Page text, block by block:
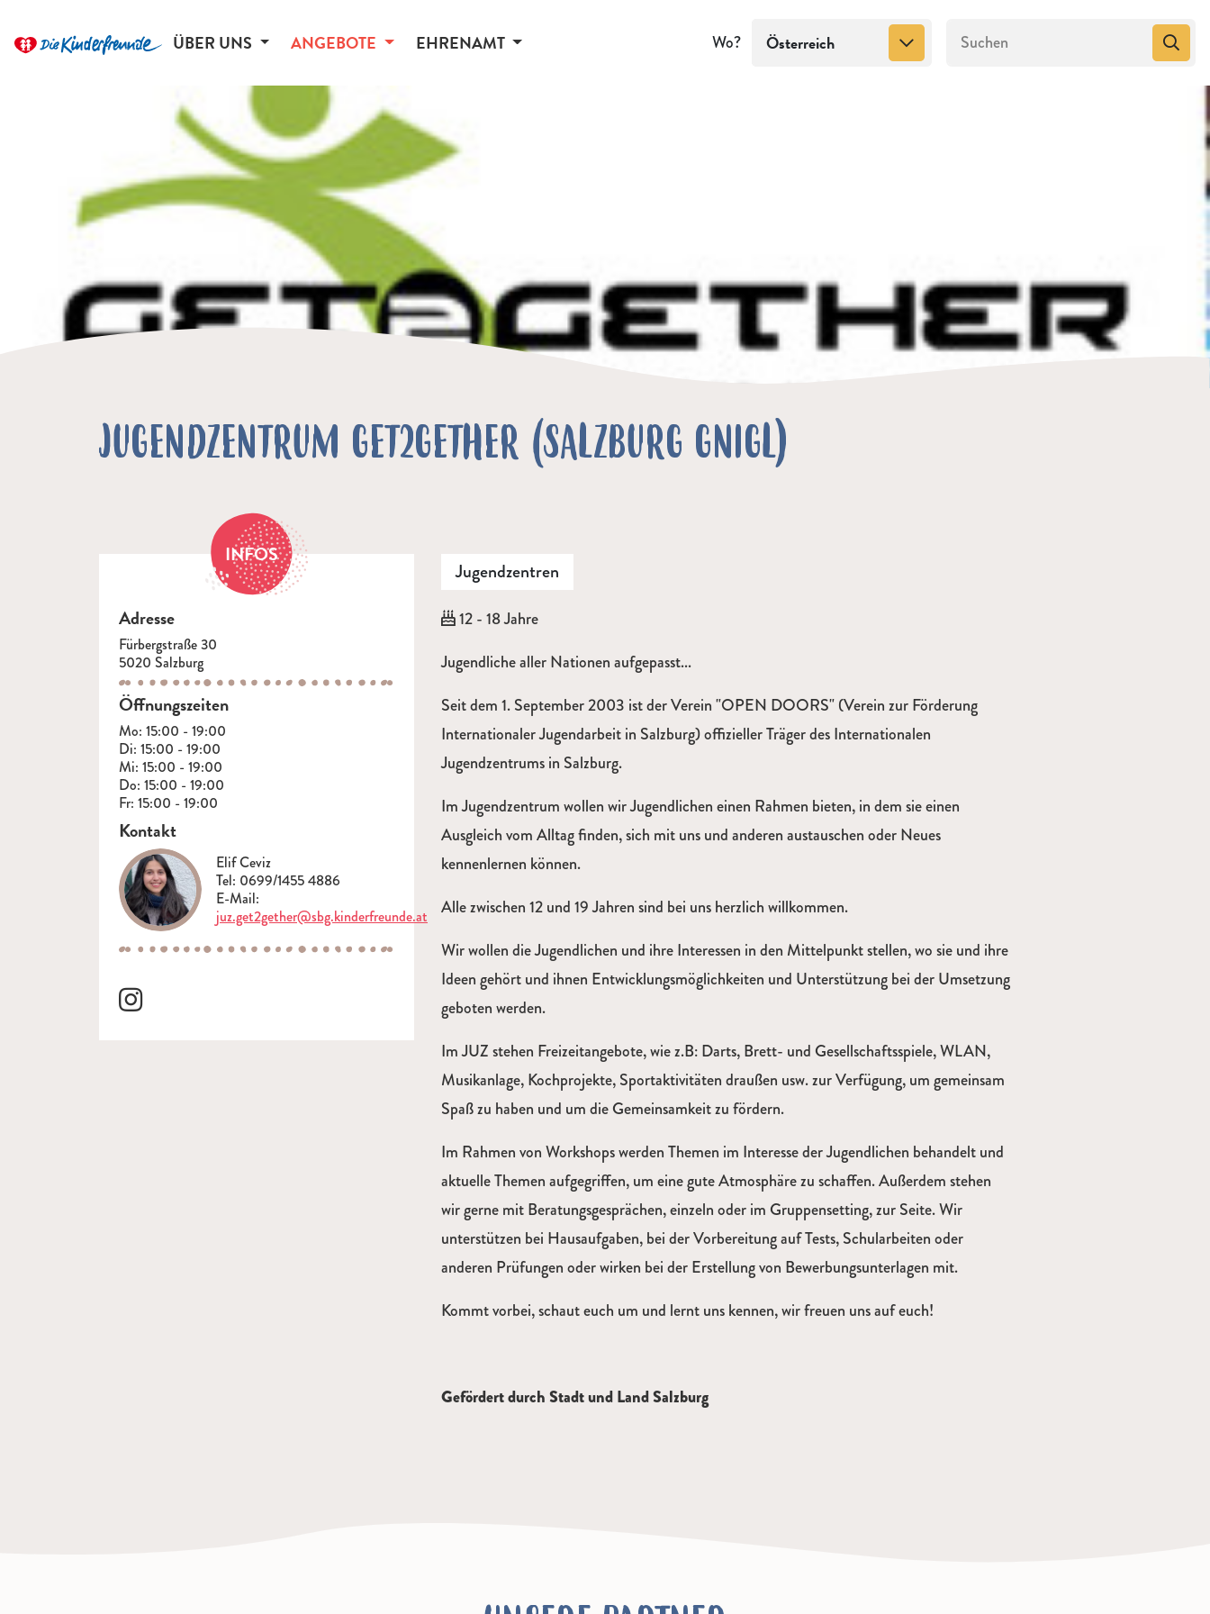
ÜBER UNS ANGEBOTE EHRENAMT Wo? Österreich
JUGENDZENTRUM GET2GETHER (SALZBURG GNIGL)
INFOS
Adresse
Fürbergstraße 30
5020 Salzburg
Öffnungszeiten
Mo: 15:00 - 19:00
Di: 15:00 - 19:00
Mi: 15:00 - 19:00
Do: 15:00 - 19:00
Fr: 15:00 - 19:00
Kontakt
Elif Ceviz
Tel: 0699/1455 4886
E-Mail:
juz.get2gether@sbg.kinderfreunde.at
Jugendzentren
Alter:
12 - 18 Jahre
Beschreibung
Jugendliche aller Nationen aufgepasst...
Seit dem 1. September 2003 ist der Verein "OPEN DOORS" (Verein zur Förderung
Internationaler Jugendarbeit in Salzburg) offizieller Träger des Internationalen
Jugendzentrums in Salzburg.
Im Jugendzentrum wollen wir Jugendlichen einen Rahmen bieten, in dem sie einen
Ausgleich vom Alltag finden, sich mit uns und anderen austauschen oder Neues
kennenlernen können.
Alle zwischen 12 und 19 Jahren sind bei uns herzlich willkommen.
Wir wollen die Jugendlichen und ihre Interessen in den Mittelpunkt stellen, wo sie und ihre
Ideen gehört und ihnen Entwicklungsmöglichkeiten und Unterstützung bei der Umsetzung
geboten werden.
Im JUZ stehen Freizeitangebote, wie z.B: Darts, Brett- und Gesellschaftsspiele, WLAN,
Musikanlage, Kochprojekte, Sportaktivitäten draußen usw. zur Verfügung, um gemeinsam
Spaß zu haben und um die Gemeinsamkeit zu fördern.
Im Rahmen von Workshops werden Themen im Interesse der Jugendlichen behandelt und
aktuelle Themen aufgegriffen, um eine gute Atmosphäre zu schaffen. Außerdem stehen
wir gerne mit Beratungsgesprächen, einzeln oder im Gruppensetting, zur Seite. Wir
unterstützen bei Hausaufgaben, bei der Vorbereitung auf Tests, Schularbeiten oder
anderen Prüfungen oder wirken bei der Erstellung von Bewerbungsunterlagen mit.
Kommt vorbei, schaut euch um und lernt uns kennen, wir freuen uns auf euch!
Gefördert durch Stadt und Land Salzburg